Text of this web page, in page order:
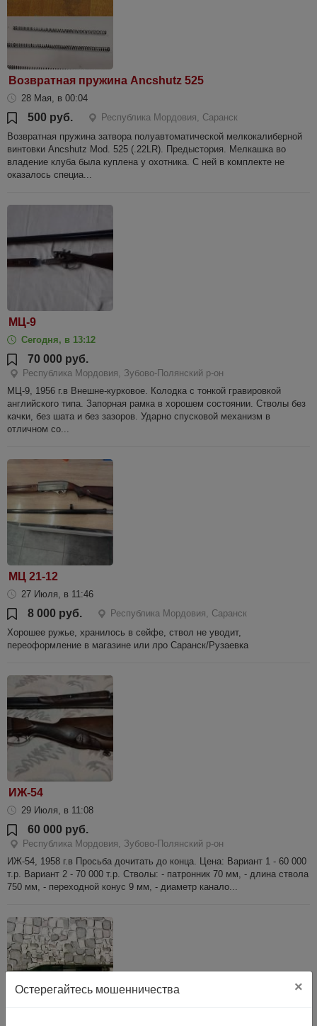
Возвратная пружина Ancshutz 525
28 Мая, в 00:04
500 руб.
Республика Мордовия, Саранск
Возвратная пружина затвора полуавтоматической мелкокалиберной
винтовки Ancshutz Mod. 525 (.22LR). Предыстория. Мелкашка во
владение клуба была куплена у охотника. С ней в комплекте не
оказалось специа...
МЦ-9
Сегодня, в 13:12
70 000 руб.
Республика Мордовия, Зубово-Полянский р-он
МЦ-9, 1956 г.в Внешне-курковое. Колодка с тонкой гравировкой
английского типа. Запорная рамка в хорошем состоянии. Стволы без
качки, без шата и без зазоров. Ударно спусковой механизм в
отличном со...
МЦ 21-12
27 Июля, в 11:46
8 000 руб.
Республика Мордовия, Саранск
Хорошее ружье, хранилось в сейфе, ствол не уводит,
переоформление в магазине или лро Саранск/Рузаевка
ИЖ-54
29 Июля, в 11:08
60 000 руб.
Республика Мордовия, Зубово-Полянский р-он
ИЖ-54, 1958 г.в Просьба дочитать до конца. Цена: Вариант 1 - 60 000
т.р. Вариант 2 - 70 000 т.р. Стволы: - патронник 70 мм, - длина ствола
750 мм, - переходной конус 9 мм, - диаметр канало...
Остерегайтесь мошенничества ×